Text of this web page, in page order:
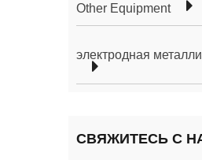
Other Equipment
электродная
СВЯЖИТЕСЬ С